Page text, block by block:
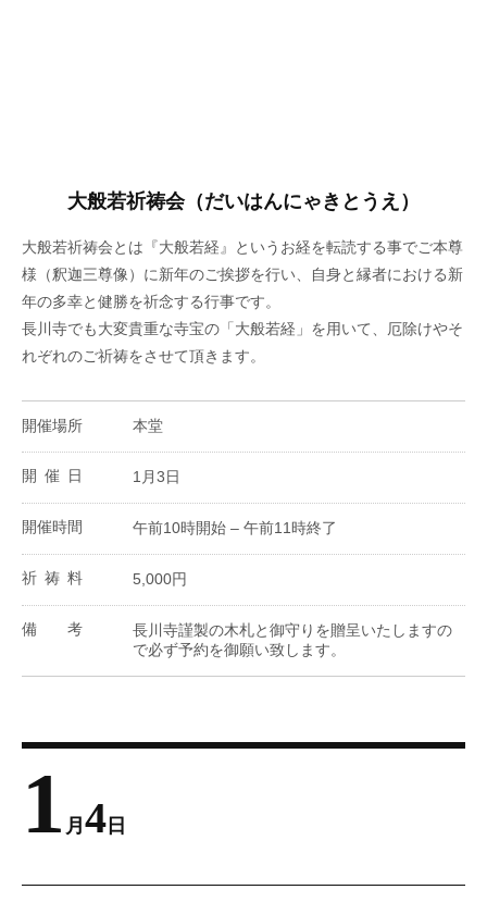
大般若祈祷会（だいはんにゃきとうえ）
大般若祈祷会とは『大般若経』というお経を転読する事でご本尊
様（釈迦三尊像）に新年のご挨拶を行い、自身と縁者における新
年の多幸と健勝を祈念する行事です。
長川寺でも大変貴重な寺宝の「大般若経」を用いて、厄除けやそ
れぞれのご祈祷をさせて頂きます。
開催場所 本堂
開催日 1月3日
開催時間 午前10時開始 – 午前11時終了
祈祷料 5,000円
備考
長川寺謹製の木札と御守りを贈呈いたしますの
で必ず予約を御願い致します。
1 月 4 日